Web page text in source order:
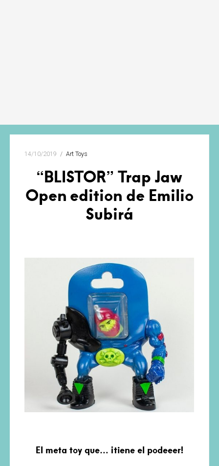
14/10/2019 Art Toys
“BLISTOR” Trap Jaw
Open edition de Emilio
Subirá
El meta toy que… ¡tiene el podeeer!